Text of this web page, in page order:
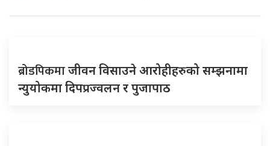
ब्रोडपिकमाजीवन विसाउने आरोहीहरुको सम्झनामा
न्युयोकमा दिपप्रज्वलन र पुजापाठ